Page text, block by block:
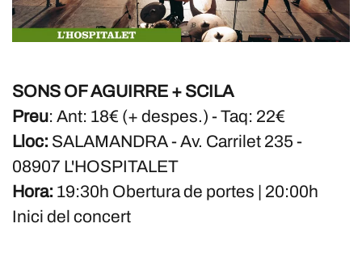
SONS OF AGUIRRE + SCILA
Preu: Ant: 18€ (+ despes.) - Taq: 22€
Lloc: SALAMANDRA - Av. Carrilet 235 -
08907 L'HOSPITALET
Hora: 19:30h Obertura de portes | 20:00h
Inici del concert